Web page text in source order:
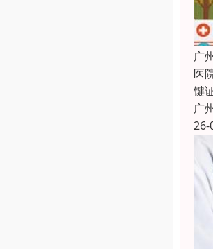
广
医
键
广
26-